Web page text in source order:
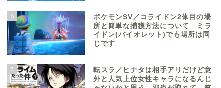
6
ポケモンSV／コライドン2体目の場
所と簡単な捕獲方法について ミラ
イドン(バイオレット)でも場所は同
じです
7
転スラ／ヒナタは相手アリだけど意
外と人気上位女性キャラになるんじ